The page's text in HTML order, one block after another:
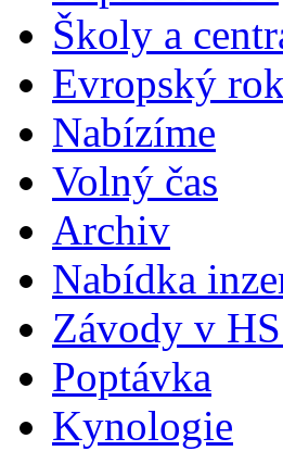
Školy a
Evropský
Nabízíme
Volný čas
Archiv
Nabídka
Závody v
Poptávka
Kynologie